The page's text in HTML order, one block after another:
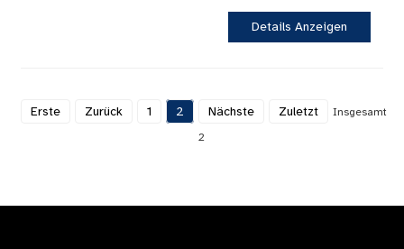
Details Anzeigen
Erste Zurück 1 2 Nächste Zuletzt
Insgesamt
2